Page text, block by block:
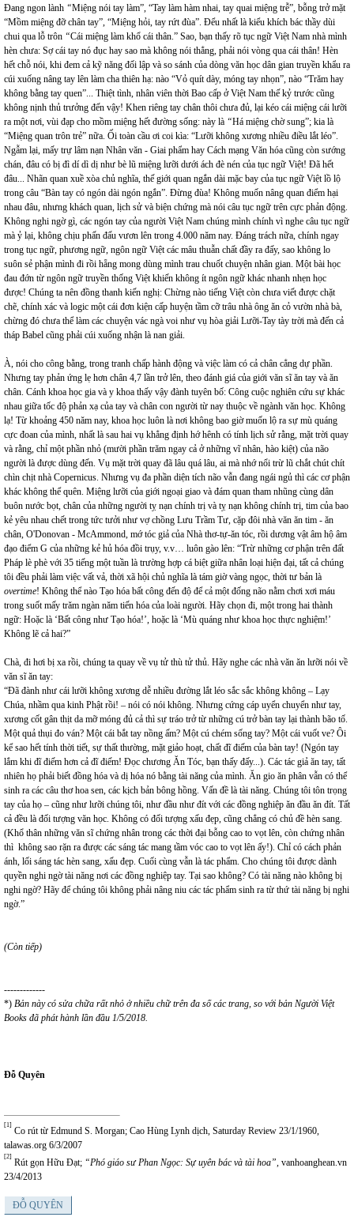
Đang ngon lành “Miệng nói tay làm”, “Tay làm hàm nhai, tay quai miệng trễ”, bỗng trở mặt
“Mồm miệng đỡ chân tay”, “Miệng hỏi, tay rứt đùa”. Đểu nhất là kiểu khích bác thầy dùi
chui qua lỗ trôn “Cái miệng làm khổ cái thân.” Sao, bạn thấy rõ tục ngữ Việt Nam nhà mình
hèn chưa: Sợ cái tay nó đục hay sao mà không nói thẳng, phải nói vòng qua cái thân! Hèn
hết chỗ nói, khi đem cả kỹ năng đối lập và so sánh của dòng văn học dân gian truyền khẩu ra
cúi xuống nâng tay lên làm cha thiên hạ: nào “Vỏ quít dày, móng tay nhọn”, nào “Trăm hay
không bằng tay quen”... Thiệt tình, nhân viên thời Bao cấp ở Việt Nam thế kỷ trước cũng
không nịnh thủ trưởng đến vậy! Khen riêng tay chân thôi chưa đủ, lại kéo cái miệng cái lưỡi
ra một nơi, vùi đạp cho mồm miệng hết đường sống: này là “Há miệng chờ sung”; kia là
“Miệng quan trôn trẻ” nữa. Ối toàn cầu ơi coi kìa: “Lưỡi không xương nhiều điều lắt léo”.
Ngẫm lại, mấy trự lâm nạn Nhân văn - Giai phẩm hay Cách mạng Văn hóa cũng còn sướng
chán, đâu có bị đì dí dì dị như bè lũ miệng lưỡi dưới ách đè nén của tục ngữ Việt! Đã hết
đâu... Nhãn quan xuề xòa chủ nghĩa, thế giới quan ngắn dài mặc bay của tục ngữ Việt lồ lộ
trong câu “Bàn tay có ngón dài ngón ngắn”. Đừng đùa! Không muốn nâng quan điểm hại
nhau đâu, nhưng khách quan, lịch sử và biện chứng mà nói câu tục ngữ trên cực phản động.
Không nghi ngờ gì, các ngón tay của người Việt Nam chúng mình chính vì nghe câu tục ngữ
mà ỷ lại, không chịu phấn đấu vươn lên trong 4.000 năm nay. Đáng trách nữa, chính ngay
trong tục ngữ, phương ngữ, ngôn ngữ Việt các mâu thuẫn chất đầy ra đấy, sao không lo
suôn sẻ phận mình đi rồi hẵng mong dùng mình trau chuốt chuyện nhân gian. Một bài học
đau đớn từ ngôn ngữ truyền thống Việt khiến không ít ngôn ngữ khác nhanh nhẹn học
được! Chúng ta nên đồng thanh kiến nghị: Chừng nào tiếng Việt còn chưa viết được chặt
chẽ, chính xác và logic một cái đơn kiện cấp huyện tầm cỡ trâu nhà ông ăn cỏ vườn nhà bà,
chừng đó chưa thể làm các chuyện vác ngà voi như vụ hòa giải Lưỡi-Tay tày trời mà đến cả
tháp Babel cũng phải cúi xuống nhận là nan giải.
À, nói cho công bằng, trong tranh chấp hành động và việc làm có cả chân cẳng dự phần.
Nhưng tay phản ứng lẹ hơn chân 4,7 lần trở lên, theo đánh giá của giới văn sĩ ăn tay và ăn
chân. Cánh khoa học gia và y khoa thấy vậy đành tuyên bố: Công cuộc nghiên cứu sự khác
nhau giữa tốc độ phản xạ của tay và chân con người từ nay thuộc về ngành văn học. Không
lạ! Từ khoảng 450 năm nay, khoa học luôn là nơi không bao giờ muốn lộ ra sự mù quáng
cực đoan của mình, nhất là sau hai vụ khẳng định hớ hênh có tính lịch sử rằng, mặt trời quay
và rằng, chỉ một phần nhỏ (mười phần trăm ngay cả ở những vĩ nhân, hào kiệt) của não
người là được dùng đến. Vụ mặt trời quay đã lâu quá lâu, ai mà nhớ nổi trừ lũ chắt chút chít
chìn chịt nhà Copernicus. Nhưng vụ đa phần diện tích não vẫn đang ngái ngủ thì các cơ phận
khác không thể quên. Miệng lưỡi của giới ngoại giao và đám quan tham nhũng cùng dân
buôn nước bọt, chân của những người tỵ nạn chính trị và tỵ nạn không chính trị, tim của bao
kẻ yêu nhau chết trong tức tưởi như vợ chồng Lưu Trầm Tư, cặp đôi nhà văn ăn tim - ăn
chân, O'Donovan - McAmmond, mớ tóc giả của Nhà thơ-tự-ăn tóc, rồi dương vật âm hộ âm
đạo điểm G của những kẻ hủ hóa đồi trụy, v.v… luôn gào lên: “Trừ những cơ phận trên đất
Pháp lè phè với 35 tiếng một tuần là trường hợp cá biệt giữa nhân loại hiện đại, tất cả chúng
tôi đều phải làm việc vất vả, thời xã hội chủ nghĩa là tám giờ vàng ngọc, thời tư bản là
overtime! Không thể nào Tạo hóa bất công đến độ để cả một đống não nằm chơi xơi máu
trong suốt mấy trăm ngàn năm tiến hóa của loài người. Hãy chọn đi, một trong hai thành
ngữ: Hoặc là ‘Bất công như Tạo hóa!’, hoặc là ‘Mù quáng như khoa học thực nghiệm!’
Không lẽ cả hai?”
Chà, đi hơi bị xa rồi, chúng ta quay về vụ tử thù tử thủ. Hãy nghe các nhà văn ăn lưỡi nói về
văn sĩ ăn tay:
“Đã đành như cái lưỡi không xương dễ nhiều đường lắt léo sắc sắc không không – Lạy
Chúa, nhầm qua kinh Phật rồi! – nói có nói không. Nhưng cứng cáp uyển chuyển như tay,
xương cốt gân thịt da mỡ móng đủ cả thì sự tráo trở từ những cú trở bàn tay lại thành bão tố.
Một quả thụi đo ván? Một cái bắt tay nồng ấm? Một cú chém sống tay? Một cái vuốt ve? Ôi
kể sao hết tính thời tiết, sự thất thường, mặt giảo hoạt, chất đĩ điếm của bàn tay! (Ngón tay
lắm khi đĩ điếm hơn cả đĩ điếm! Đọc chương Ăn Tóc, bạn thấy đấy...). Các tác giả ăn tay, tất
nhiên họ phải biết đồng hóa và dị hóa nó bằng tài năng của mình. Ăn gio ăn phân vẫn có thể
sinh ra các câu thơ hoa sen, các kịch bản bông hồng. Vấn đề là tài năng. Chúng tôi tôn trọng
tay của họ – cũng như lưỡi chúng tôi, như đầu như đít với các đồng nghiệp ăn đầu ăn đít. Tất
cả đều là đối tượng văn học. Không có đối tượng xấu đẹp, cũng chẳng có chủ đề hèn sang.
(Khổ thân những văn sĩ chứng nhân trong các thời đại bỗng cao to vọt lên, còn chứng nhân
thì không sao rặn ra được các sáng tác mang tầm vóc cao to vọt lên ấy!). Chỉ có cách phản
ánh, lối sáng tác hèn sang, xấu đẹp. Cuối cùng vẫn là tác phẩm. Cho chúng tôi được dành
quyền nghi ngờ tài năng nơi các đồng nghiệp tay. Tại sao không? Có tài năng nào không bị
nghi ngờ? Hãy để chúng tôi không phải nâng niu các tác phẩm sinh ra từ thứ tài năng bị nghi
ngờ.”
(Còn tiếp)
-------------
*) Bản này có sửa chữa rất nhỏ ở nhiều chữ trên đa số các trang, so với bản Người Việt
Books đã phát hành lần đầu 1/5/2018.
Đỗ Quyên
[1]
Co rút từ Edmund S. Morgan; Cao Hùng Lynh dịch, Saturday Review 23/1/1960,
talawas.org 6/3/2007
[2]
Rút gọn Hữu Đạt; “Phó giáo sư Phan Ngọc: Sự uyên bác và tài hoa”, vanhoanghean.vn
23/4/2013
ĐỖ QUYÊN